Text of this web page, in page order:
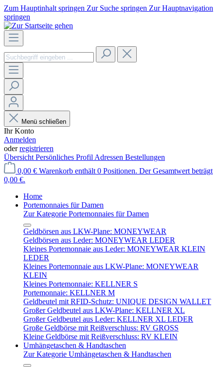
Zum Hauptinhalt springen Zur Suche springen Zur Hauptnavigation
springen
Menü schließen
Ihr Konto
Anmelden
oderregistrieren
Übersicht Persönliches Profil Adressen Bestellungen
0,00 € Warenkorb enthält 0 Positionen. Der Gesamtwert beträgt
0,00 €.
Home
Portemonnaies für Damen
Zur Kategorie Portemonnaies für Damen
Geldbörsen aus LKW-Plane: MONEYWEAR
Geldbörsen aus Leder: MONEYWEAR LEDER
Kleines Portemonnaie aus Leder: MONEYWEAR KLEIN
LEDER
Kleines Portemonnaie aus LKW-Plane: MONEYWEAR
KLEIN
Kleines Portemonnaie: KELLNER S
Portemonnaie: KELLNER M
Geldbeutel mit RFID-Schutz: UNIQUE DESIGN WALLET
Großer Geldbeutel aus LKW-Plane: KELLNER XL
Großer Geldbeutel aus Leder: KELLNER XL LEDER
Große Geldbörse mit Reißverschluss: RV GROSS
Kleine Geldbörse mit Reißverschluss: RV KLEIN
Umhängetaschen & Handtaschen
Zur Kategorie Umhängetaschen & Handtaschen